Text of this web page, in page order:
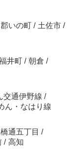
いの町 / 土佐市 /
井町 / 朝倉 /
交通伊野線 /
ん・なはり線
通五丁目 /
/ 高知